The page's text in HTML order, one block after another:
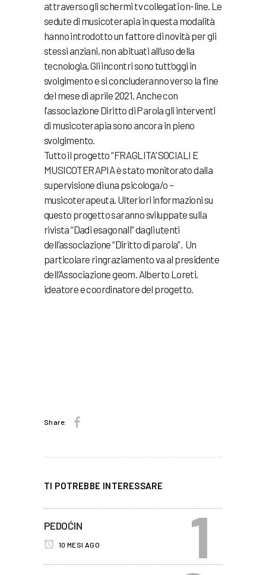
attraverso gli schermi tv collegati on-line. Le
sedute di musicoterapia in questa modalità
hanno introdotto un fattore di novità per gli
stessi anziani, non abituati all’uso della
tecnologia. Gli incontri sono tutt’oggi in
svolgimento e si concluderanno verso la fine
del mese di aprile 2021. Anche con
l’associazione Diritto di Parola gli interventi
di musicoterapia sono ancora in pieno
svolgimento.
Tutto il progetto “FRAGLITA’ SOCIALI E
MUSICOTERAPIA è stato monitorato dalla
supervisione di una psicologa/o –
musicoterapeuta. Ulteriori informazioni su
questo progetto saranno sviluppate sulla
rivista “Dadi esagonali” dagli utenti
dell’associazione “Diritto di parola”. Un
particolare ringraziamento va al presidente
dell’Associazione geom. Alberto Loreti,
ideatore e coordinatore del progetto.
Share:
TI POTREBBE INTERESSARE
PEDOĆIN
10 MESI AGO